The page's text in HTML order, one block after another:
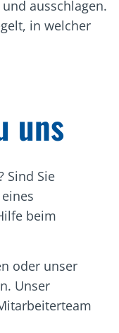
ausschlagen.
in welcher
uns
Sind Sie
beim
oder unser
Unser